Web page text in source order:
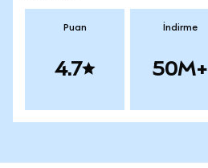
Puan
4.7
İndirme
50M+